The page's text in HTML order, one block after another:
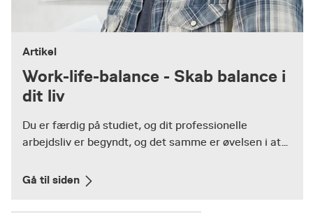
Artikel
Work-life-balance - Skab balance i
dit liv
Du er færdig på studiet, og dit professionelle
arbejdsliv er begyndt, og det samme er øvelsen i at...
Gå til siden